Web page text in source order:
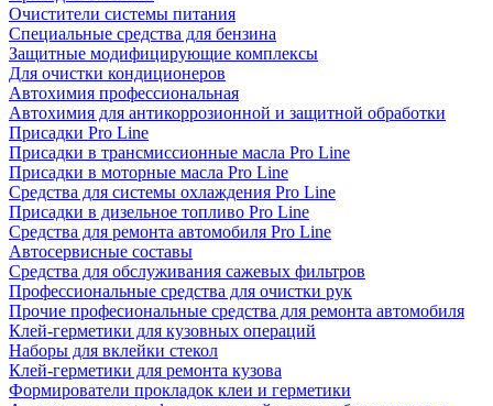
Очистители системы питания
Специальные срeдства для бензина
Защитные модифицирующие комплексы
Для очистки кондиционеров
Автохимия профессиональная
Автохимия для антикоррозионной и защитной обработки
Присадки Pro Line
Присадки в трансмиссионные масла Pro Line
Присадки в моторные масла Pro Line
Средства для системы охлаждения Pro Line
Присадки в дизельное топливо Pro Line
Средства для ремонта автомобиля Pro Line
Автосервисные составы
Средства для обслуживания сажевых фильтров
Профессиональные средства для очистки рук
Прочие професиональные средства для ремонта автомобиля
Клей-герметики для кузовных операций
Наборы для вклейки стекол
Клей-герметики для ремонта кузова
Формирователи прокладок клеи и герметики